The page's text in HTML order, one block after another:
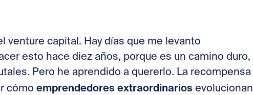
venture capital. Hay días que me levanto
esto hace diez años, porque es un camino duro,
Pero he aprendido a quererlo. La recompensa
cómo emprendedores extraordinarios evolucionan